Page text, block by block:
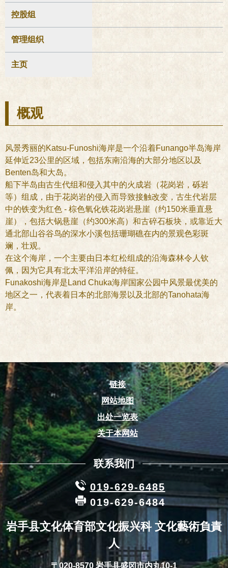
控股组
管理组织
主页
概观
风景秀丽的Katsu-Funoshi海岸是一个沿着Funango半岛海岸
延伸近23公里的区域，包括东南沿海的大部分地区以及
Benten岛和大岛。
船下半岛由古生代组和侵入其中的火成岩（花岗岩，砾岩
等）组成，由于花岗岩的侵入而导致接触改变，古生代岩层
中的铁变为红色 - 棕色氧化铁花岗岩悬崖（约150米垂直悬
崖），包括大锅悬崖（约300米高）和古碎石板块，或靠近大
通北部山谷谷鸟的深水小溪包括珊瑚礁在内的景观色彩斑
斓，壮观。
在这个海岸，一个主要由日本红松组成的沿海森林令人钦
佩，因为它具有北太平洋沿岸的特征。
Funakoshi海岸是Land Chuka海岸国家公园中风景最优美的
地区之一，代表着日本的北部海景以及北部的Tanohata海
岸。
链接
网站地图
出处一览表
关于本网站
联系我们
019-629-6485
019-629-6484
岩手县文化体育部文化振兴科 文化藝術負責
人
〒020-8570 岩手县盛冈市内丸10-1